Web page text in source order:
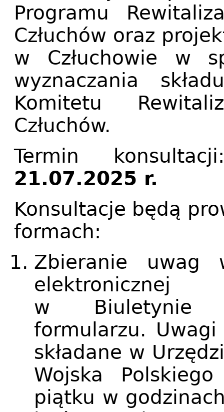
Programu
Człuchów oraz
w Człuchowie w
wyznaczania
Komitetu
Człuchów.
Termin
21.07.2025 r.
Konsultacje będą
formach:
Zbieranie uwag
w Biuletynie
formularzu.
składane w
Wojska
piątku w